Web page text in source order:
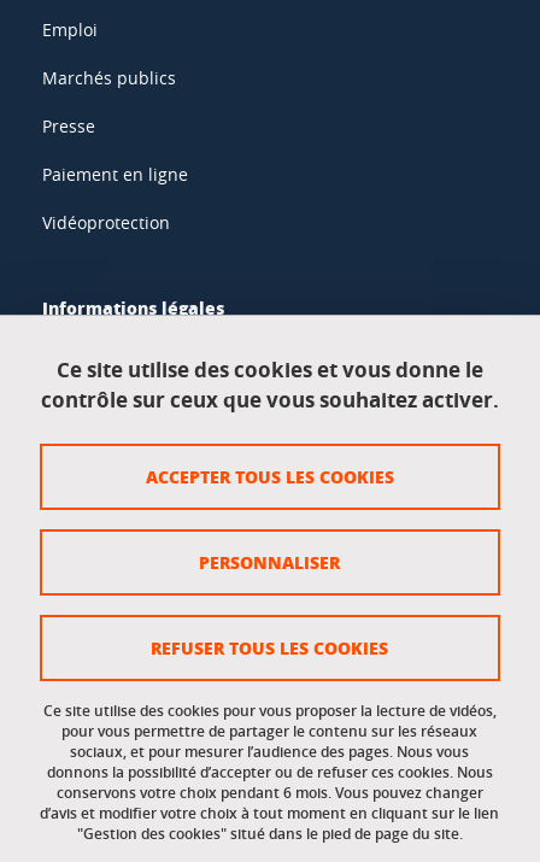
Emploi
Marchés publics
Presse
Paiement en ligne
Vidéoprotection
Informations légales
Données personnelles
Crédits
Gestion des cookies
Accessibilité : non conforme
Accès réservés
Intranet des étudiants et des personnels
Ce site utilise des cookies et vous donne le
contrôle sur ceux que vous souhaitez activer.
Ce site utilise des cookies pour vous proposer la lecture de vidéos,
pour vous permettre de partager le contenu sur les réseaux
sociaux, et pour mesurer l’audience des pages. Nous vous
donnons la possibilité d’accepter ou de refuser ces cookies. Nous
conservons votre choix pendant 6 mois. Vous pouvez changer
d’avis et modifier votre choix à tout moment en cliquant sur le lien
"Gestion des cookies" situé dans le pied de page du site.
ACCEPTER TOUS LES COOKIES
REFUSER TOUS LES COOKIES
PERSONNALISER